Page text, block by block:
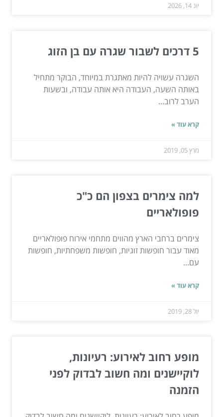
יונ 14, 2026
5 דרכים לשבור שגרה עם בן הזוג
השגרה עשויה להיות מאתגרת במיוחד, הבוקר מתחיל
באותה השעה, העבודה היא אותה עבודה, ובשעות
הערב לרוב...
קרא עוד »
מרץ 05, 2019
למה צימרים בצפון הם כ"כ
פופולאריים
צימרים ברחבי הארץ מהווים מתחמי אירוח פופולאריים
מאוד עבור חופשות זוגיות, חופשות משפחתיות, חופשות
עם...
קרא עוד »
יול 28, 2019
מופע רחוב לאירוע: רעיונות,
לוקיישנים ומה חשוב לבדוק לפני
הזמנה